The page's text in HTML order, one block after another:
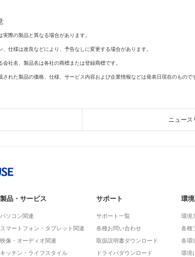
実際の製品と異なる場合があります。
、仕様は改良などにより、予告なしに変更する場合があります。
会社名、製品名は各社の商標または登録商標です。
された製品の価格、仕様、サービス内容および企業情報などは発表日現在のもので
ニュース
製品・サービス
パソコン関連
スマートフォン・タブレット関連
映像・オーディオ関連
キッチン・ライフスタイル
サポート
サポート一覧
各種お問い合わせ
取扱説明書ダウンロード
ドライバダウンロード
環
環境
各種
各環
環境